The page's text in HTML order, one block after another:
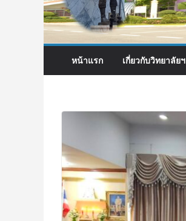
หน้าแรก เกี่ยวกับวิทยาลัยฯ